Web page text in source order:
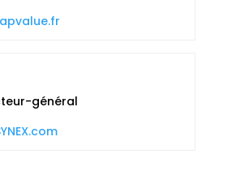
général